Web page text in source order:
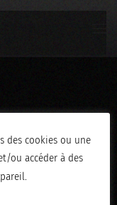
des cookies ou une
ou accéder à des